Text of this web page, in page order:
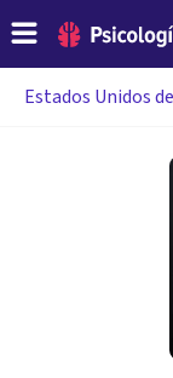
Estados Unidos